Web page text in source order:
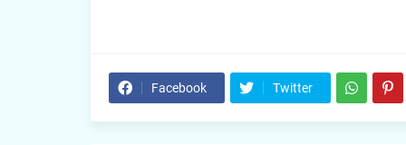
Facebook Twitter